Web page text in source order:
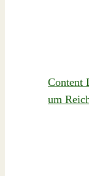
Content
um